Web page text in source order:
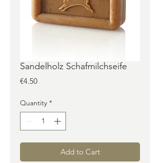
Sandelholz Schafmilchseife
€4.50Price
Quantity *
Add to Cart